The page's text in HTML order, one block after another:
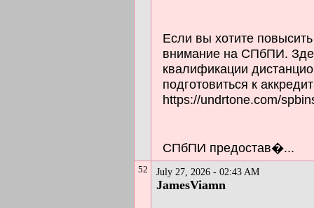
Если вы хотите
внимание на СПбПИ.
квалификации
подготовиться к
https://undrtone.com/
СПбПИ предостав�...
52 July 27, 2026 - 02:43 AM
JamesViamn